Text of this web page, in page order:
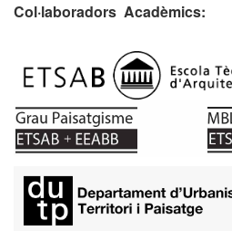
Col·laboradors Acadèmics: